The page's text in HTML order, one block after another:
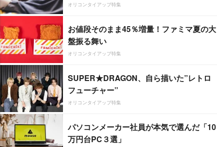
オリコンタイアップ特集
お値段そのまま45％増量！ファミマ夏の大
盤振る舞い
オリコンタイアップ特集
SUPER★DRAGON、自ら描いた”レトロ
フューチャー”
オリコンタイアップ特集
パソコンメーカー社員が本気で選んだ「10
万円台PC３選」